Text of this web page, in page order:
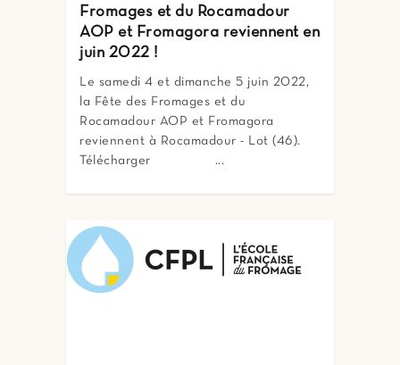
Fromages et du Rocamadour
AOP et Fromagora reviennent en
juin 2022 !
Le samedi 4 et dimanche 5 juin 2022,
la Fête des Fromages et du
Rocamadour AOP et Fromagora
reviennent à Rocamadour - Lot (46).
Télécharger ...